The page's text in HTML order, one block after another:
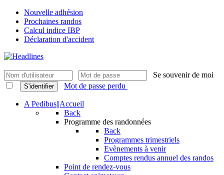
Nouvelle adhésion
Prochaines randos
Calcul indice IBP
Déclaration d'accident
Se souvenir de moi
S'identifier Mot de passe perdu
A Pedibus||Accueil
Back
Programme des randonnées
Back
Programmes trimestriels
Evènements à venir
Comptes rendus annuel des randos
Point de rendez-vous